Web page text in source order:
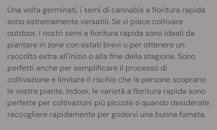
Una volta germinati, i semi di cannabis a fioritura rapida
sono estremamente versatili. Se vi piace coltivare
outdoor, i nostri semi a fioritura rapida sono ideali da
piantare in zone con estati brevi o per ottenere un
raccolto extra all'inizio o alla fine della stagione. Sono
perfetti anche per semplificare il processo di
coltivazione e limitare il rischio che le persone scoprano
le vostre piante. Indoor, le varietà a fioritura rapida sono
perfette per coltivazioni più piccole o quando desiderate
raccogliere rapidamente per godervi una buona fumata.